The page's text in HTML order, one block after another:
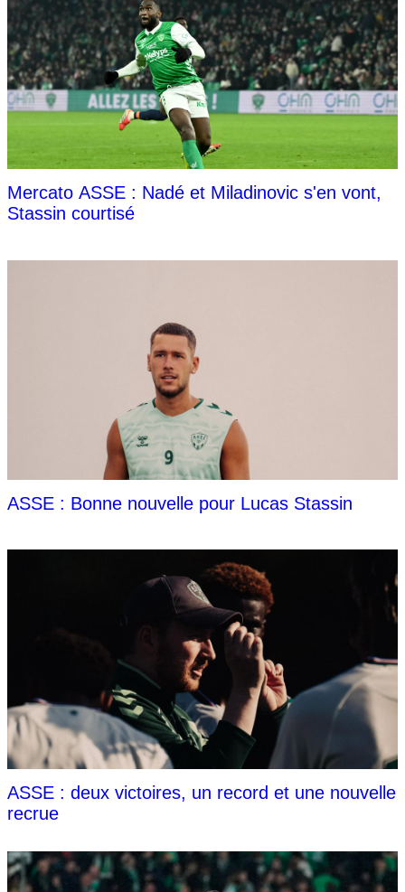
Mercato ASSE : Nadé et Miladinovic s'en vont,
Stassin courtisé
ASSE : Bonne nouvelle pour Lucas Stassin
ASSE : deux victoires, un record et une nouvelle
recrue